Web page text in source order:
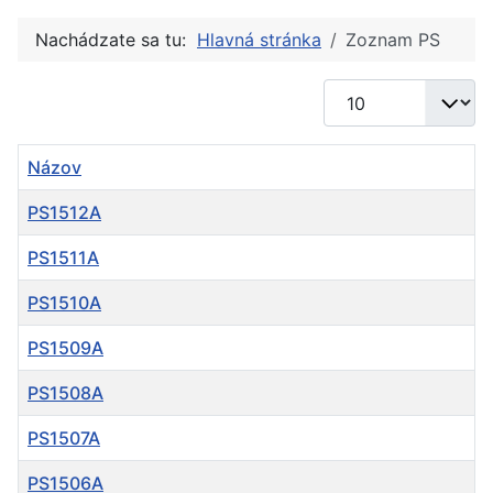
Nachádzate sa tu: Hlavná stránka Zoznam PS
Zobrazené položky
Názov
PS1512A
PS1511A
PS1510A
PS1509A
PS1508A
PS1507A
PS1506A